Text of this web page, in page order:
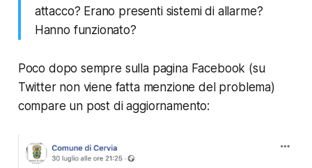
attacco? Erano presenti sistemi di allarme?
Hanno funzionato?
Poco dopo sempre sulla pagina Facebook (su
Twitter non viene fatta menzione del problema)
compare un post di aggiornamento: